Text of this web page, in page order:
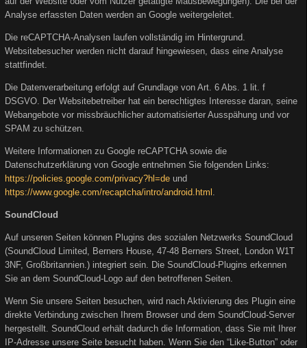
Analyse erfassten Daten werden an Google weitergeleitet.
Die reCAPTCHA-Analysen laufen vollständig im Hintergrund.
Websitebesucher werden nicht darauf hingewiesen, dass eine Analyse
stattfindet.
Die Datenverarbeitung erfolgt auf Grundlage von Art. 6 Abs. 1 lit. f
DSGVO. Der Websitebetreiber hat ein berechtigtes Interesse daran, seine
Webangebote vor missbräuchlicher automatisierter Ausspähung und vor
SPAM zu schützen.
Weitere Informationen zu Google reCAPTCHA sowie die
Datenschutzerklärung von Google entnehmen Sie folgenden Links:
https://policies.google.com/privacy?hl=de und
https://www.google.com/recaptcha/intro/android.html
SoundCloud
Auf unseren Seiten können Plugins des sozialen Netzwerks SoundCloud
(SoundCloud Limited, Berners House, 47-48 Berners Street, London W1T
3NF, Großbritannien.) integriert sein. Die SoundCloud-Plugins erkennen
Sie an dem SoundCloud-Logo auf den betroffenen Seiten.
Wenn Sie unsere Seiten besuchen, wird nach Aktivierung des Plugin eine
direkte Verbindung zwischen Ihrem Browser und dem SoundCloud-Server
hergestellt. SoundCloud erhält dadurch die Information, dass Sie mit Ihrer
IP-Adresse unsere Seite besucht haben. Wenn Sie den “Like-Button” oder